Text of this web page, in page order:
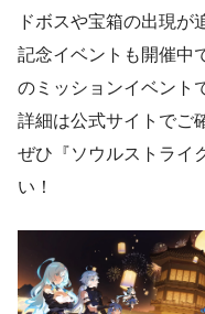
ドボスや宝箱の出現が
記念イベントも開催中
のミッションイベント
詳細は公式サイトでご
ぜひ『ソウルストライ
い！